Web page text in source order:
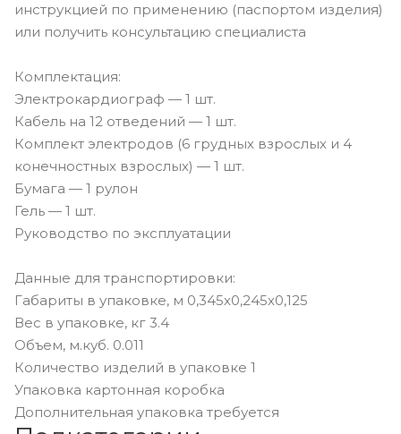
инструкцией по применению (паспортом изделия)
или получить консультацию специалиста
Комплектация:
Электрокардиограф — 1 шт.
Кабель на 12 отведений — 1 шт.
Комплект электродов (6 грудных взрослых и 4
конечностных взрослых) — 1 шт.
Бумага — 1 рулон
Гель — 1 шт.
Руководство по эксплуатации
Данные для транспортировки:
Габариты в упаковке, м 0,345х0,245х0,125
Вес в упаковке, кг 3.4
Объем, м.куб. 0.011
Количество изделий в упаковке 1
Упаковка картонная коробка
Дополнительная упаковка требуется